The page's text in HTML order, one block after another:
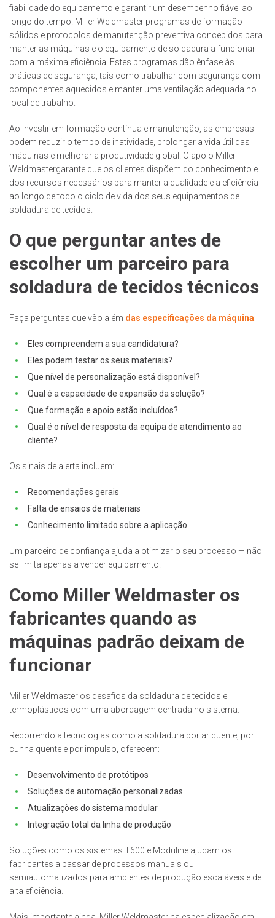
fiabilidade do equipamento e garantir um desempenho fiável ao
longo do tempo. Miller Weldmaster programas de formação
sólidos e protocolos de manutenção preventiva concebidos para
manter as máquinas e o equipamento de soldadura a funcionar
com a máxima eficiência. Estes programas dão ênfase às
práticas de segurança, tais como trabalhar com segurança com
componentes aquecidos e manter uma ventilação adequada no
local de trabalho.
Ao investir em formação contínua e manutenção, as empresas
podem reduzir o tempo de inatividade, prolongar a vida útil das
máquinas e melhorar a produtividade global. O apoio Miller
Weldmastergarante que os clientes dispõem do conhecimento e
dos recursos necessários para manter a qualidade e a eficiência
ao longo de todo o ciclo de vida dos seus equipamentos de
soldadura de tecidos.
O que perguntar antes de
escolher um parceiro para
soldadura de tecidos técnicos
Faça perguntas que vão além das especificações da máquina:
Eles compreendem a sua candidatura?
Eles podem testar os seus materiais?
Que nível de personalização está disponível?
Qual é a capacidade de expansão da solução?
Que formação e apoio estão incluídos?
Qual é o nível de resposta da equipa de atendimento ao
cliente?
Os sinais de alerta incluem:
Recomendações gerais
Falta de ensaios de materiais
Conhecimento limitado sobre a aplicação
Um parceiro de confiança ajuda a otimizar o seu processo — não
se limita apenas a vender equipamento.
Como Miller Weldmaster os
fabricantes quando as
máquinas padrão deixam de
funcionar
Miller Weldmaster os desafios da soldadura de tecidos e
termoplásticos com uma abordagem centrada no sistema.
Recorrendo a tecnologias como a soldadura por ar quente, por
cunha quente e por impulso, oferecem:
Desenvolvimento de protótipos
Soluções de automação personalizadas
Atualizações do sistema modular
Integração total da linha de produção
Soluções como os sistemas T600 e Moduline ajudam os
fabricantes a passar de processos manuais ou
semiautomatizados para ambientes de produção escaláveis e de
alta eficiência.